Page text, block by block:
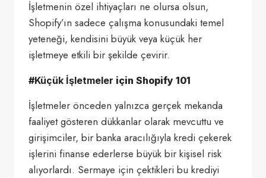
İşletmenin özel ihtiyaçları ne olursa olsun,
Shopify’ın sadece çalışma konusundaki temel
yeteneği, kendisini büyük veya küçük her
işletmeye etkili bir şekilde çevirir.
#Küçük İşletmeler için Shopify 101
İşletmeler önceden yalnızca gerçek mekanda
faaliyet gösteren dükkanlar olarak mevcuttu ve
girişimciler, bir banka aracılığıyla kredi çekerek
işlerini finanse ederlerse büyük bir kişisel risk
alıyorlardı. Sermaye için çektikleri bu krediyi